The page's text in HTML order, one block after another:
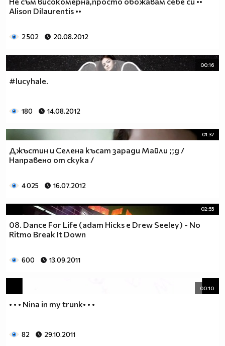
Alison Dilaurentis ••
2 502 20.08.2012
00:16
#lucyhale.
180 14.08.2012
01:37
Джъстин и Селена късат заради Майли ;;д /
Направено от скука /
4 025 16.07.2012
02:55
08. Dance For Life (adam Hicks e Drew Seeley) - No
Ritmo Break It Down
600 13.09.2011
00:10
• • • Nina in my trunk• • •
82 29.10.2011